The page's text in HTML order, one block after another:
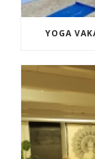
YOGA